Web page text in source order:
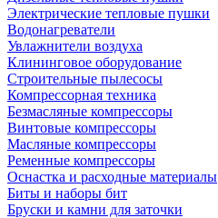
Электрические тепловые пушки
Водонагреватели
Увлажнители воздуха
Клининговое оборудование
Строительные пылесосы
Компрессорная техника
Безмасляные компрессоры
Винтовые компрессоры
Масляные компрессоры
Ременные компрессоры
Оснастка и расходные материалы
Биты и наборы бит
Бруски и камни для заточки